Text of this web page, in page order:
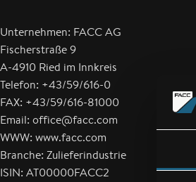
Unternehmen: FACC AG
Fischerstraße 9
A-4910 Ried im Innkreis
Telefon: +43/59/616-0
FAX: +43/59/616-81000
Email: office@facc.com
WWW: www.facc.com
Branche: Zulieferindustrie
ISIN: AT00000FACC2